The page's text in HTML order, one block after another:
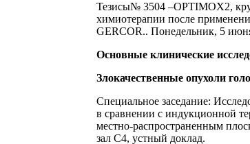
Тезисы№ 3504 –OPTIMOX2,
химиотерапии после
GERCOR.. Понедельник, 5
Основные клинические
Злокачественные опухоли
Специальное заседание:
в сравнении с индукционной
местно-распространенным
зал C4, устный доклад.